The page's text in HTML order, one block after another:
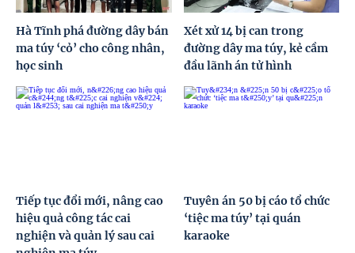
Hà Tĩnh phá đường dây bán
ma túy ‘cỏ’ cho công nhân,
học sinh
Xét xử 14 bị can trong
đường dây ma túy, kẻ cầm
đầu lãnh án tử hình
Tiếp tục đổi mới, nâng cao
hiệu quả công tác cai
nghiện và quản lý sau cai
Tuyên án 50 bị cáo tổ chức
‘tiệc ma túy’ tại quán
karaoke